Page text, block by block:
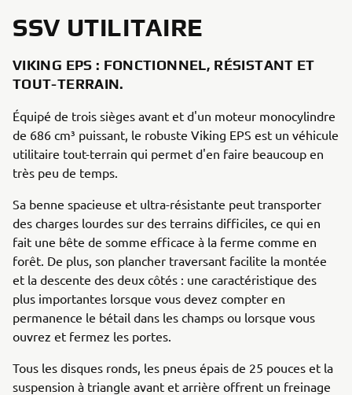
SSV UTILITAIRE
VIKING EPS : FONCTIONNEL, RÉSISTANT ET
TOUT-TERRAIN.
Équipé de trois sièges avant et d'un moteur monocylindre
de 686 cm³ puissant, le robuste Viking EPS est un véhicule
utilitaire tout-terrain qui permet d'en faire beaucoup en
très peu de temps.
Sa benne spacieuse et ultra-résistante peut transporter
des charges lourdes sur des terrains difficiles, ce qui en
fait une bête de somme efficace à la ferme comme en
forêt. De plus, son plancher traversant facilite la montée
et la descente des deux côtés : une caractéristique des
plus importantes lorsque vous devez compter en
permanence le bétail dans les champs ou lorsque vous
ouvrez et fermez les portes.
Tous les disques ronds, les pneus épais de 25 pouces et la
suspension à triangle avant et arrière offrent un freinage